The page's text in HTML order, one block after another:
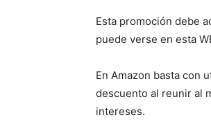
Esta promoción debe
puede verse en esta
En Amazon basta con
descuento al reunir al
intereses.